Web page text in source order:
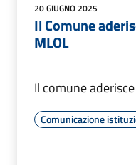
20 GIUGNO 2025
Il Comune
MLOL
Il comune
Comunicazione